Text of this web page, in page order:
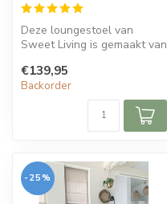
Deze loungestoel van
Sweet Living is gemaakt van
natu...
€139,95
Backorder
-25%